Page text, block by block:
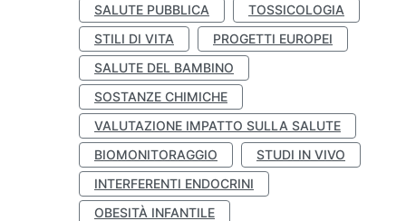
SALUTE PUBBLICA
TOSSICOLOGIA
STILI DI VITA
PROGETTI EUROPEI
SALUTE DEL BAMBINO
SOSTANZE CHIMICHE
VALUTAZIONE IMPATTO SULLA SALUTE
BIOMONITORAGGIO
STUDI IN VIVO
INTERFERENTI ENDOCRINI
OBESITÀ INFANTILE